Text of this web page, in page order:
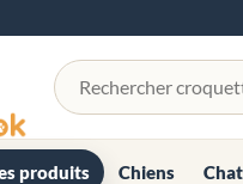
Rechercher un
produits Chiens